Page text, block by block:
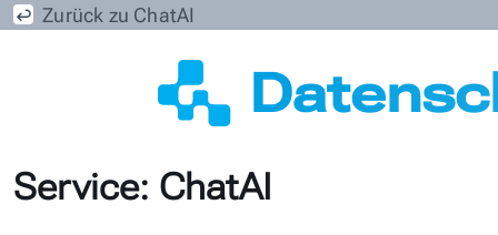
Zurück zu ChatAI
Service: ChatAI